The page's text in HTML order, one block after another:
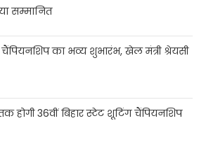
सम्मानित
चैंपियनशिप का भव्य शुभारंभ, खेल मंत्री श्रेयसी
होगी 36वीं बिहार स्टेट शूटिंग चैंपियनशिप